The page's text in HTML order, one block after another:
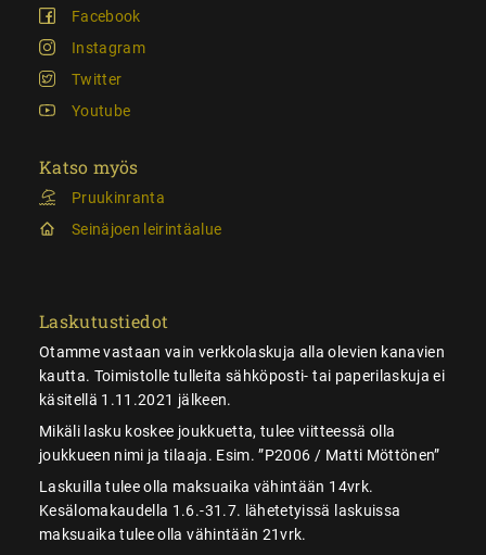
Facebook
Instagram
Twitter
Youtube
Katso myös
Pruukinranta
Seinäjoen leirintäalue
Laskutustiedot
Otamme vastaan vain verkkolaskuja alla olevien kanavien
kautta. Toimistolle tulleita sähköposti- tai paperilaskuja ei
käsitellä 1.11.2021 jälkeen.
Mikäli lasku koskee joukkuetta, tulee viitteessä olla
joukkueen nimi ja tilaaja. Esim. ”P2006 / Matti Möttönen”
Laskuilla tulee olla maksuaika vähintään 14vrk.
Kesälomakaudella 1.6.-31.7. lähetetyissä laskuissa
maksuaika tulee olla vähintään 21vrk.